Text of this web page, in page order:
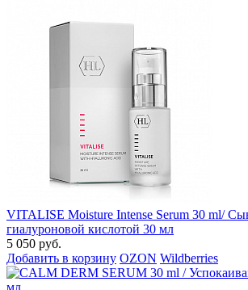
VITALISE Moisture Intense Serum 30 ml/
гиалуроновой кислотой 30 мл
5 050 руб.
Добавить в корзину OZON Wildberries